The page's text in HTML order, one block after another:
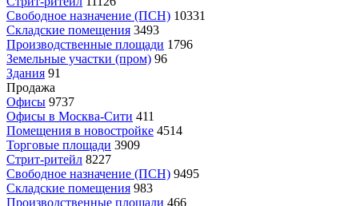
Свободное назначение (ПСН) 10331
Складские помещения 3493
Производственные площади 1796
Земельные участки (пром) 96
Здания 91
Продажа
Офисы 9737
Офисы в Москва-Сити 411
Помещения в новостройке 4514
Торговые площади 3909
Стрит-ритейл 8227
Свободное назначение (ПСН) 9495
Складские помещения 983
Производственные площади 466